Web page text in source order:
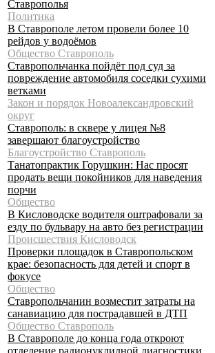
Ставрополья
Политика
В Ставрополе летом провели более 10
рейдов у водоёмов
Общество Ставрополь
Ставропольчанка пойдёт под суд за
повреждение автомобиля соседки сухими
ветками
Закон и порядок Новоалександровский
округ
Ставрополь: в сквере у лицея №8
завершают благоустройство
Благоустройство Ставрополь
Танатопрактик Горушкин: Нас просят
продать вещи покойников для наведения
порчи
Общество
В Кисловодске водителя оштрафовали за
езду по бульвару на авто без регистрации
Происшествия Кисловодск
Проверки площадок в Ставропольском
крае: безопасность для детей и спорт в
фокусе
Общество
Ставропольчанин возместит затраты на
санавиацию для пострадавшей в ДТП
Общество Ставрополь
В Ставрополе до конца года откроют
отделение радионуклидной диагностики